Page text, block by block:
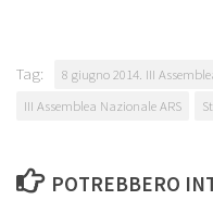
Tag:
8 giugno 2014. III
III Assemblea Nazionale ARS
POTREBBERO